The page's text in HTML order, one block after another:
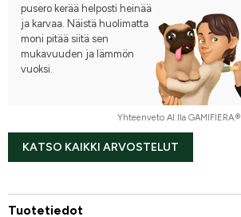
pusero kerää helposti heinää
ja karvaa. Näistä huolimatta
moni pitää siitä sen
mukavuuden ja lämmön
vuoksi.
Yhteenveto AI:lla GAMIFIERA.®
KATSO KAIKKI ARVOSTELUT
Tuotetiedot